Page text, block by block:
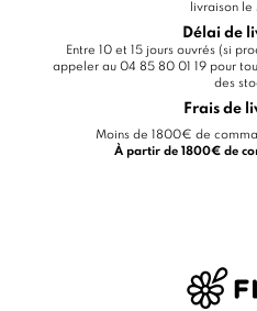
livraison le
Délai de
Entre 10 et 15 jours ouvrés (si
appeler au 04 85 80 01 19 pour
des
Frais de
Moins de 1800€ de
À partir de 1800€ de